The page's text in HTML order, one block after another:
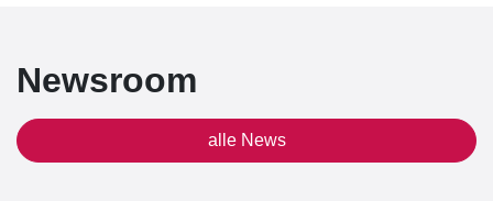
Newsroom
alle News